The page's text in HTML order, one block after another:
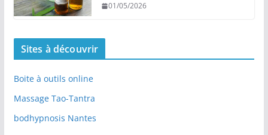
01/05/2026
Sites à découvrir
Boite à outils online
Massage Tao-Tantra
bodhypnosis Nantes